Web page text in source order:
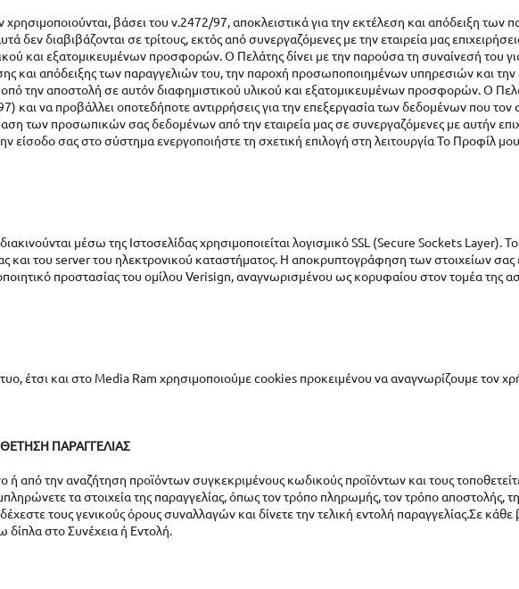
βάσει του ν.2472/97, αποκλειστικά για την εκτέλεση και απόδειξη
δεν διαβιβάζονται σε τρίτους, εκτός από συνεργαζόμενες με την εταιρεία μας
και εξατομικευμένων προσφορών. Ο Πελάτης δίνει με την παρούσα τη συναίνεσή
και απόδειξης των παραγγελιών του, την παροχή προσωποποιημένων υπηρεσιών και
την αποστολή σε αυτόν διαφημιστικού υλικού και εξατομικευμένων προσφορών. Ο
και να προβάλλει οποτεδήποτε αντιρρήσεις για την επεξεργασία των δεδομένων που
των προσωπικών σας δεδομένων από την εταιρεία μας σε συνεργαζόμενες με αυτήν
σας στο σύστημα ενεργοποιήστε τη σχετική επιλογή στη λειτουργία Το Προφίλ
μέσω της Ιστοσελίδας χρησιμοποιείται λογισμικό SSL (Secure Sockets Layer).
και του server του ηλεκτρονικού καταστήματος. Η αποκρυπτογράφηση των στοιχείων σας
προστασίας του ομίλου Verisign, αναγνωρισμένου ως κορυφαίου στον τομέα της
έτσι και στο Media Ram χρησιμοποιούμε cookies προκειμένου να αναγνωρίζουμε τον
ΠΑΡΑΓΓΕΛΙΑΣ
ή από την αναζήτηση προϊόντων συγκεκριμένους κωδικούς προϊόντων και τους
τα στοιχεία της παραγγελίας, όπως τον τρόπο πληρωμής, τον τρόπο αποστολής,
τους γενικούς όρους συναλλαγών και δίνετε την τελική εντολή παραγγελίας.Σε
δίπλα στο Συνέχεια ή Εντολή.